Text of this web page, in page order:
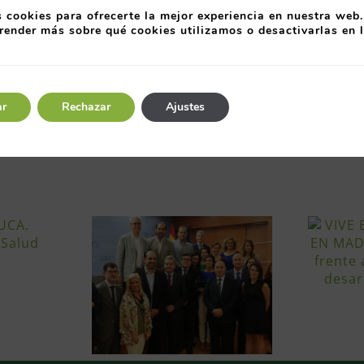
de las cuestiones a tener en cuenta
el sector verde en Asturias” con el que se
yacimientos del sector que pueden orientar
el proyecto, además de acceso a la
cookies para ofrecerte la mejor experiencia en nuestra web.
más sobre qué cookies utilizamos o desactivarlas en
Rechazar Ajustes